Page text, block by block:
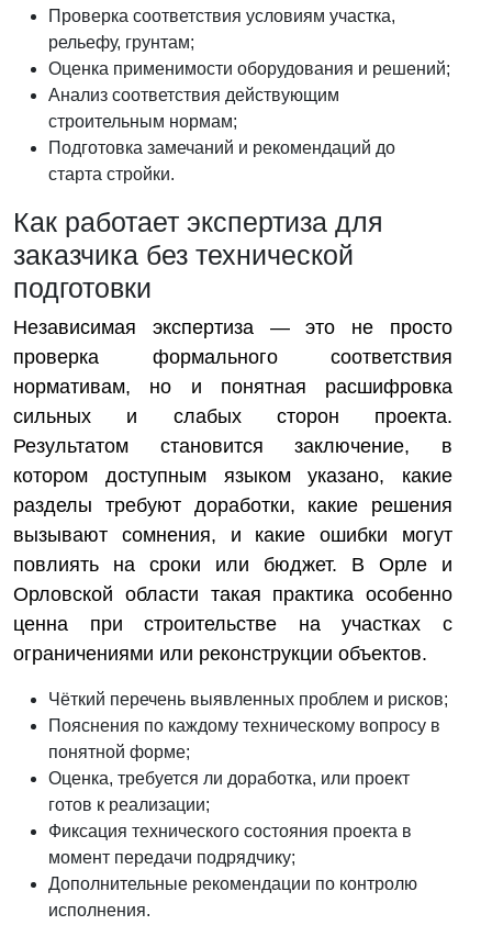
Проверка соответствия условиям участка,
рельефу, грунтам;
Оценка применимости оборудования и решений;
Анализ соответствия действующим
строительным нормам;
Подготовка замечаний и рекомендаций до
старта стройки.
Как работает экспертиза для
заказчика без технической
подготовки
Независимая экспертиза — это не просто
проверка формального соответствия
нормативам, но и понятная расшифровка
сильных и слабых сторон проекта.
Результатом становится заключение, в
котором доступным языком указано, какие
разделы требуют доработки, какие решения
вызывают сомнения, и какие ошибки могут
повлиять на сроки или бюджет. В Орле и
Орловской области такая практика особенно
ценна при строительстве на участках с
ограничениями или реконструкции объектов.
Чёткий перечень выявленных проблем и рисков;
Пояснения по каждому техническому вопросу в
понятной форме;
Оценка, требуется ли доработка, или проект
готов к реализации;
Фиксация технического состояния проекта в
момент передачи подрядчику;
Дополнительные рекомендации по контролю
исполнения.